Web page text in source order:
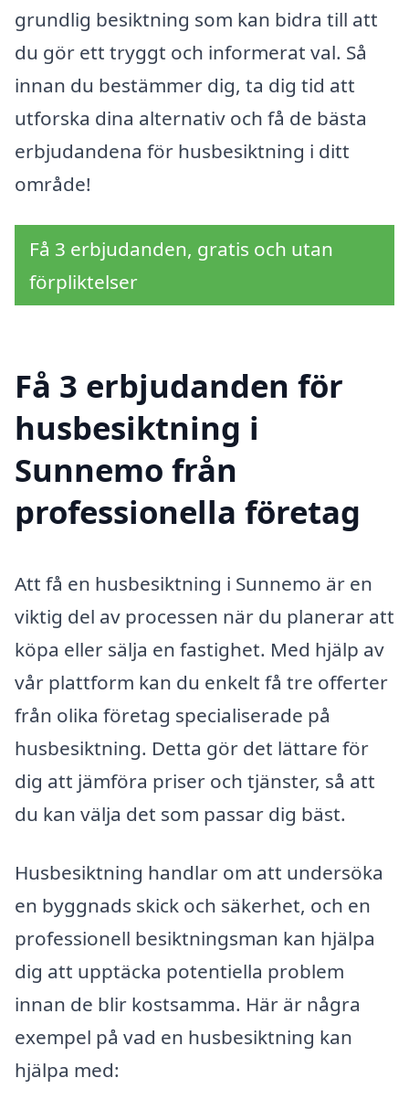
grundlig besiktning som kan bidra till att
du gör ett tryggt och informerat val. Så
innan du bestämmer dig, ta dig tid att
utforska dina alternativ och få de bästa
erbjudandena för husbesiktning i ditt
område!
Få 3 erbjudanden, gratis och utan
förpliktelser
Få 3 erbjudanden för
husbesiktning i
Sunnemo från
professionella företag
Att få en husbesiktning i Sunnemo är en
viktig del av processen när du planerar att
köpa eller sälja en fastighet. Med hjälp av
vår plattform kan du enkelt få tre offerter
från olika företag specialiserade på
husbesiktning. Detta gör det lättare för
dig att jämföra priser och tjänster, så att
du kan välja det som passar dig bäst.
Husbesiktning handlar om att undersöka
en byggnads skick och säkerhet, och en
professionell besiktningsman kan hjälpa
dig att upptäcka potentiella problem
innan de blir kostsamma. Här är några
exempel på vad en husbesiktning kan
hjälpa med: